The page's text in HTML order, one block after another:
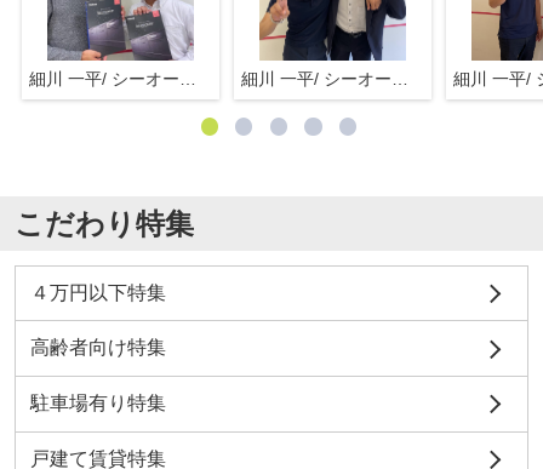
こだわり特集
４万円以下特集
高齢者向け特集
駐車場有り特集
戸建て賃貸特集